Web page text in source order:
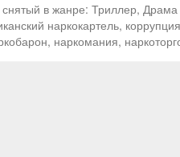
в жанре: Триллер, Драма
наркокартель,
наркомания,